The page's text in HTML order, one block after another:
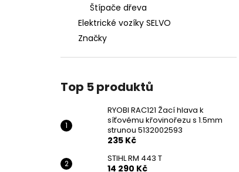
Štípače dřeva
Elektrické vozíky SELVO
Značky
Top 5 produktů
RYOBI RAC121 Žací hlava k
síťovému křovinořezu s 1.5mm
strunou 5132002593
235 Kč
STIHL RM 443 T
14 290 Kč